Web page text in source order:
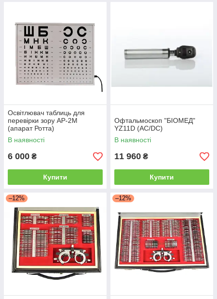
Освітлювач таблиць для
перевірки зору АР-2М
(апарат Ротта)
В наявності
6 000 ₴
Купити
Офтальмоскоп "БІОМЕД"
YZ11D (АС/DC)
В наявності
11 960 ₴
Купити
–12% –12%